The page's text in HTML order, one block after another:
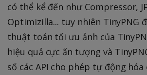
có thể kể đến như Compressor,
Optimizilla... tuy nhiên TinyPNG
thuật toán tối ưu ảnh của
hiệu quả cực ấn tượng và
số các API cho phép tự động hóa